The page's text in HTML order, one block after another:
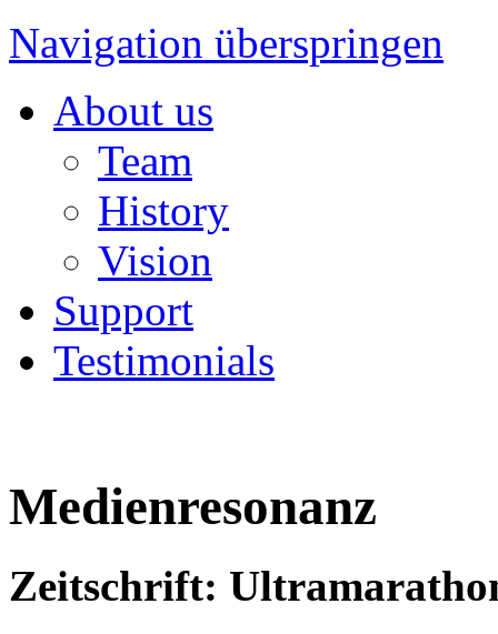
Navigation überspringen
About us
Team
History
Vision
Support
Testimonials
Medienresonanz
Zeitschrift: